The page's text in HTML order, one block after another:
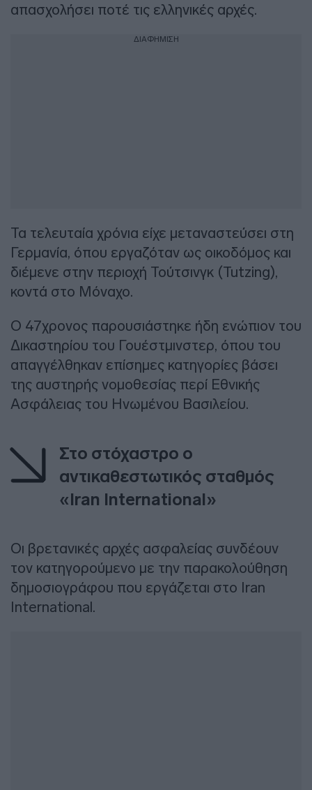
απασχολήσει ποτέ τις ελληνικές αρχές.
ΔΙΑΦΗΜΙΣΗ
Τα τελευταία χρόνια είχε μεταναστεύσει στη
Γερμανία, όπου εργαζόταν ως οικοδόμος και
διέμενε στην περιοχή Τούτσινγκ (Tutzing),
κοντά στο Μόναχο.
Ο 47χρονος παρουσιάστηκε ήδη ενώπιον του
Δικαστηρίου του Γουέστμινστερ, όπου του
απαγγέλθηκαν επίσημες κατηγορίες βάσει
της αυστηρής νομοθεσίας περί Εθνικής
Ασφάλειας του Ηνωμένου Βασιλείου.
Στο στόχαστρο ο
αντικαθεστωτικός σταθμός
«Iran International»
Οι βρετανικές αρχές ασφαλείας συνδέουν
τον κατηγορούμενο με την παρακολούθηση
δημοσιογράφου που εργάζεται στο Iran
International.